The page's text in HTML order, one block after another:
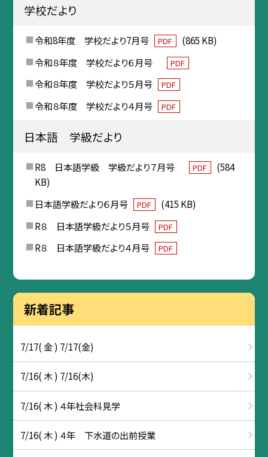
学校だより
令和8年度 学校だより7月号 PDF
(865 KB)
令和８年度 学校だより６月号
PDF
令和８年度 学校だより５月号 PDF
令和８年度 学校だより４月号 PDF
日本語 学級だより
R8 日本語学級 学級だより７月号 PDF
(584
KB)
日本語学級だより６月号
PDF
(415 KB)
R８ 日本語学級だより５月号
PDF
R８ 日本語学級だより４月号 PDF
新着記事
7/17( 金 ) 7/17(金)
7/16( 木 ) 7/16(木)
7/16( 木 ) ４年社会科見学
7/16( 木 ) ４年 下水道の出前授業